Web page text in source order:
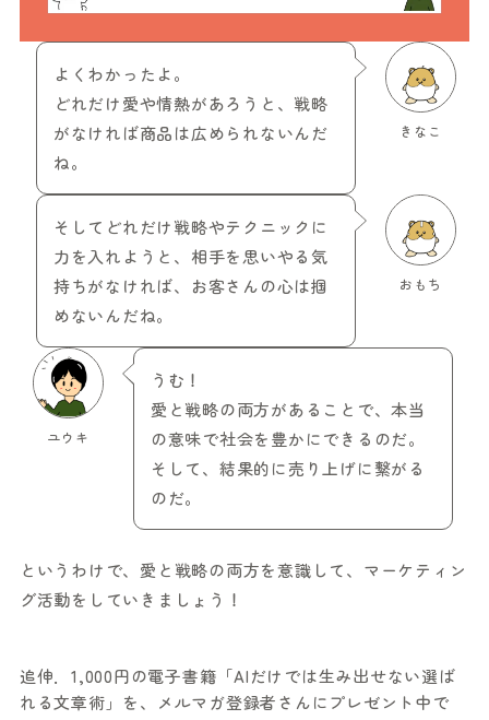
きなこ
よくわかったよ。
どれだけ愛や情熱があろうと、戦略
がなければ商品は広められないんだ
ね。
おもち
そしてどれだけ戦略やテクニックに
力を入れようと、相手を思いやる気
持ちがなければ、お客さんの心は掴
めないんだね。
ユウキ
うむ！
愛と戦略の両方があることで、本当
の意味で社会を豊かにできるのだ。
そして、結果的に売り上げに繋がる
のだ。
というわけで、愛と戦略の両方を意識して、マーケティン
グ活動をしていきましょう！
追伸．1,000円の電子書籍「AIだけでは生み出せない選ば
れる文章術」を、メルマガ登録者さんにプレゼント中で